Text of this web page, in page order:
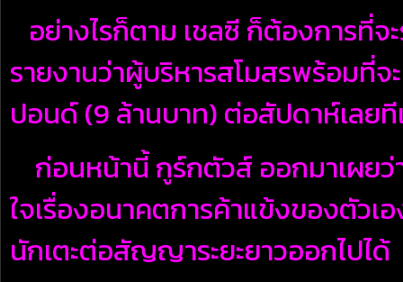
อย่างไรก็ตาม เชลซี ก็ต้องการที่
รายงานว่าผู้บริหารสโมสรพร้อมที่
ปอนด์ (9 ล้านบาท) ต่อสัปดาห์เลยที
ก่อนหน้านี้ กูร์กตัวส์ ออกมาเผย
ใจเรื่องอนาคตการค้าแข้งของตัวเ
นักเตะต่อสัญญาระยะยาวออกไปได้